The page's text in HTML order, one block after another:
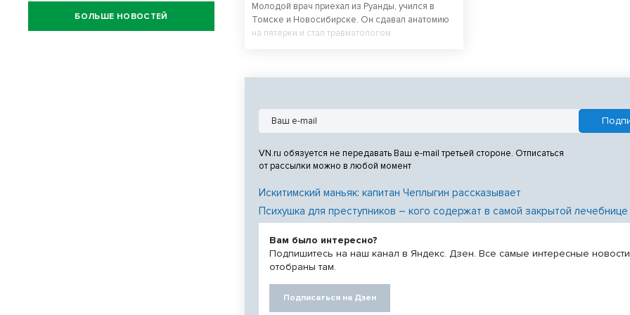
Молодой врач приехал из Руанды, учился в
Томске и Новосибирске. Он сдавал анатомию
на пятерки и стал травматологом.
VN.ru обязуется не передавать Ваш e-mail третьей стороне. Отписаться
от рассылки можно в любой момент
Искитимский маньяк: капитан Чеплыгин рассказывает
Психушка для преступников – кого содержат в самой закрытой
Вам было интересно?
Подпишитесь на наш канал в Яндекс. Дзен. Все самые интересные новости
отобраны там.
Подписаться на Дзен
БОЛЬШЕ НОВОСТЕЙ